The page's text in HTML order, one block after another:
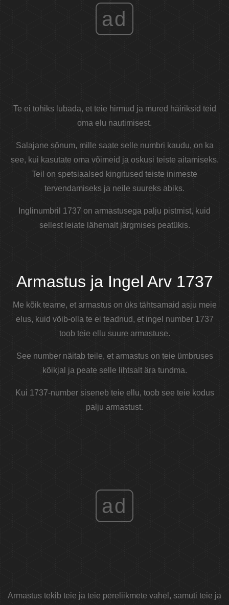
ad
Te ei tohiks lubada, et teie hirmud ja mured häiriksid teid
oma elu nautimisest.
Salajane sõnum, mille saate selle numbri kaudu, on ka
see, kui kasutate oma võimeid ja oskusi teiste aitamiseks.
Teil on spetsiaalsed kingitused teiste inimeste
tervendamiseks ja neile suureks abiks.
Inglinumbril 1737 on armastusega palju pistmist, kuid
sellest leiate lähemalt järgmises peatükis.
Armastus ja Ingel Arv 1737
Me kõik teame, et armastus on üks tähtsamaid asju meie
elus, kuid võib-olla te ei teadnud, et ingel number 1737
toob teie ellu suure armastuse.
See number näitab teile, et armastus on teie ümbruses
kõikjal ja peate selle lihtsalt ära tundma.
Kui 1737-number siseneb teie ellu, toob see teie kodus
palju armastust.
ad
Armastus tekib teie ja teie pereliikmete vahel, samuti teie ja